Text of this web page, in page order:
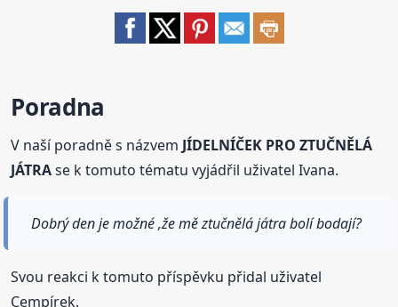
Poradna
V naší poradně s názvem JÍDELNÍČEK PRO ZTUČNĚLÁ
JÁTRAse k tomuto tématu vyjádřil uživatel Ivana.
Dobrý den je možné ,že mě ztučnělá játra bolí bodají?
Svou reakci k tomuto příspěvku přidal uživatel
Cempírek.